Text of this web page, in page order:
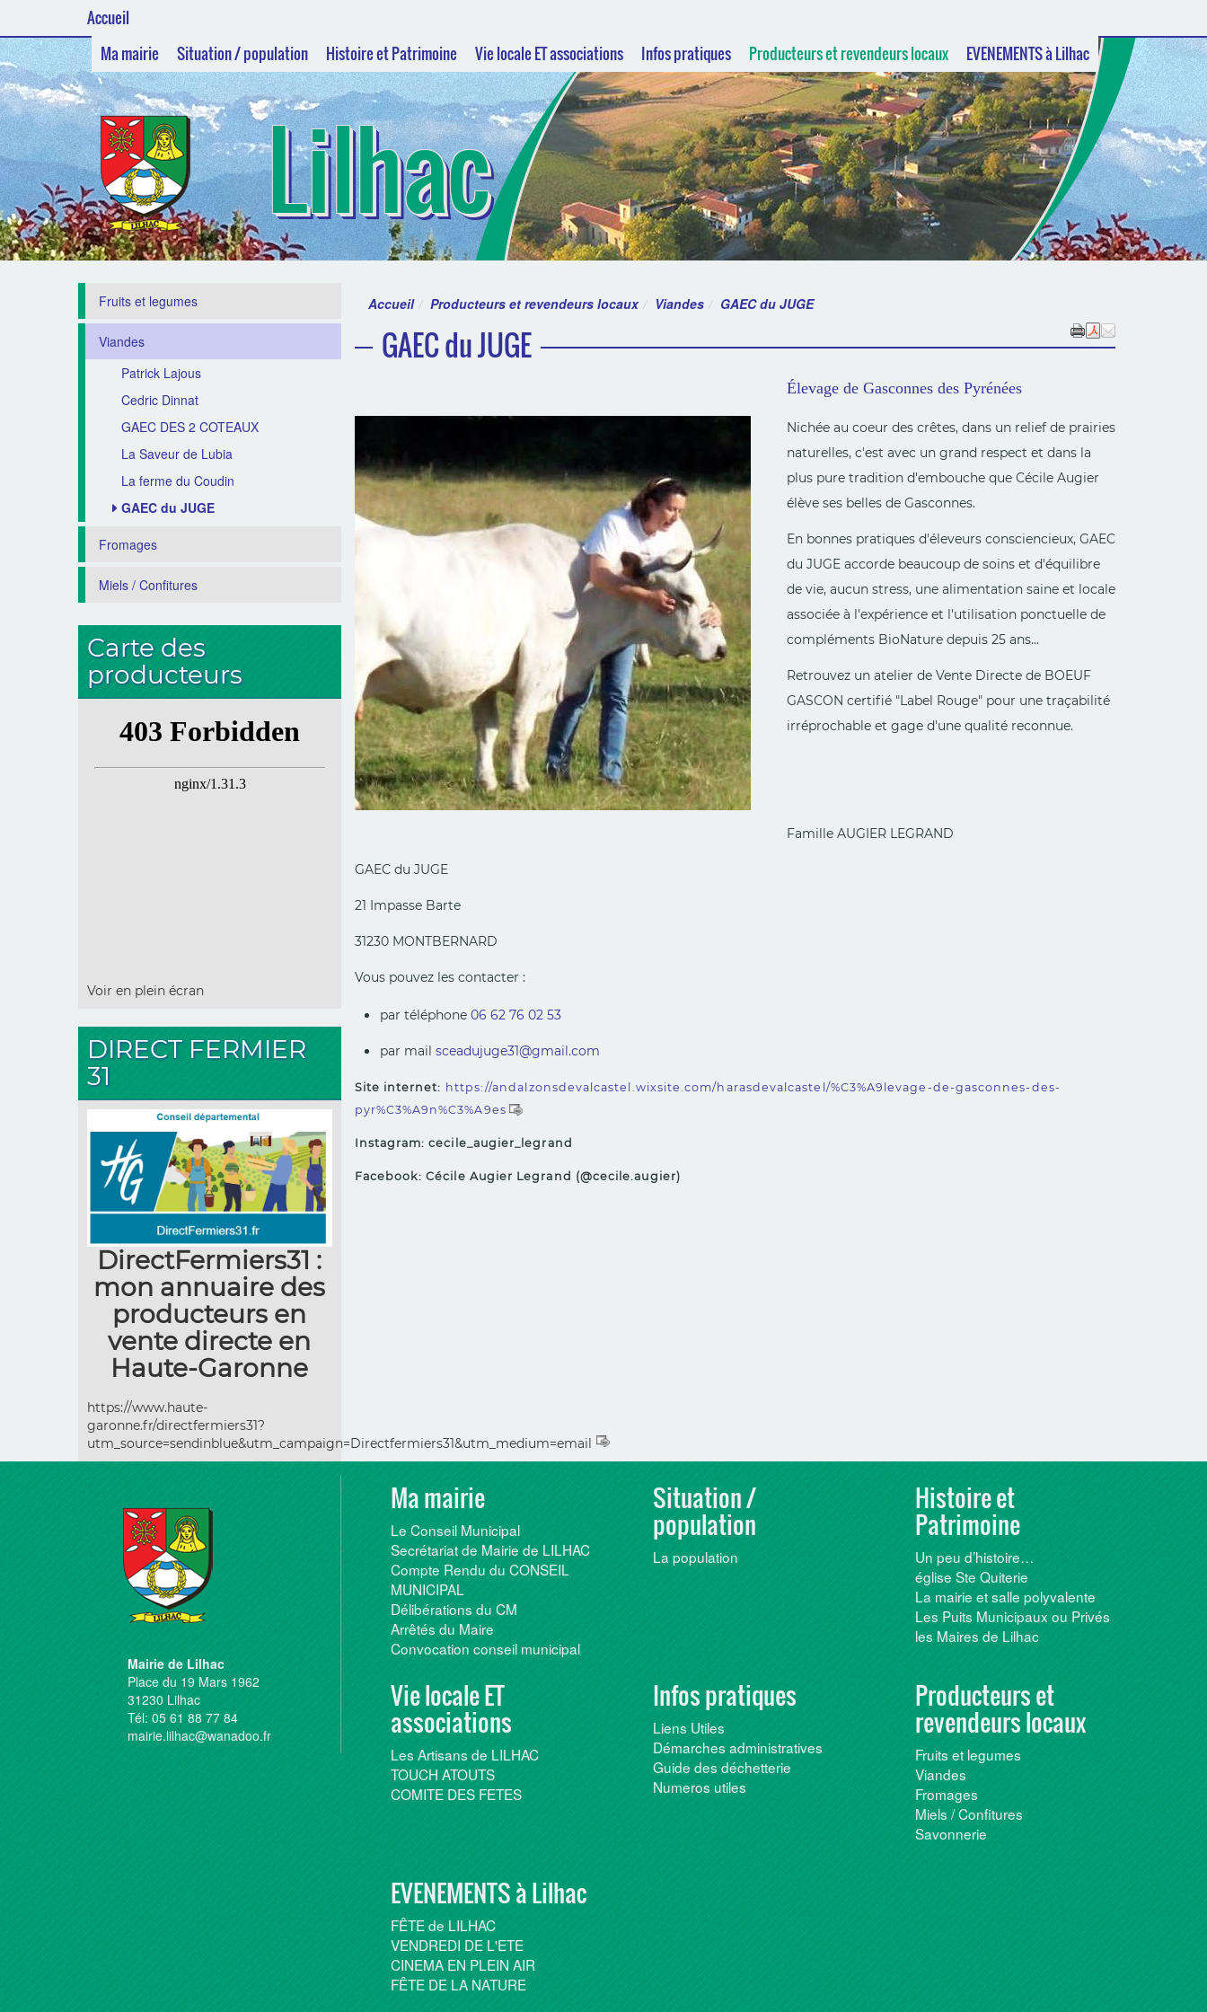
Accueil
Ma mairie
Situation / population Histoire et Patrimoine Vie locale ET associations Infos pratiques Producteurs et revendeurs locaux EVENEMENTS à Lilhac
Lilhac
Accueil Producteurs et revendeurs locaux Viandes GAEC du JUGE
GAEC du JUGE
Élevage de Gasconnes des Pyrénées
Nichée au coeur des crêtes, dans un relief de prairies
naturelles, c'est avec un grand respect et dans la
plus pure tradition d'embouche que Cécile Augier
élève ses belles de Gasconnes.
En bonnes pratiques d'éleveurs consciencieux, GAEC
du JUGE accorde beaucoup de soins et d'équilibre
de vie, aucun stress, une alimentation saine et locale
associée à l'expérience et l'utilisation ponctuelle de
compléments BioNature depuis 25 ans...
Retrouvez un atelier de Vente Directe de BOEUF
GASCON certifié "Label Rouge" pour une traçabilité
irréprochable et gage d'une qualité reconnue.
Famille AUGIER LEGRAND
GAEC du JUGE
21 Impasse Barte
31230 MONTBERNARD
Vous pouvez les contacter :
par téléphone 06 62 76 02 53
par mail sceadujuge31@gmail.com
Site internet: https://andalzonsdevalcastel.wixsite.com/harasdevalcastel/%C3%A9levage-de-gasconnes-des-
pyr%C3%A9n%C3%A9es
Instagram: cecile_augier_legrand
Facebook: Cécile Augier Legrand (@cecile.augier)
Fruits et legumes
Viandes
Patrick Lajous
Cedric Dinnat
GAEC DES 2 COTEAUX
La Saveur de Lubia
La ferme du Coudin
GAEC du JUGE
Fromages
Miels / Confitures
Carte des
producteurs
Voir en plein écran
DIRECT FERMIER
31
DirectFermiers31 :
mon annuaire des
producteurs en
vente directe en
Haute-Garonne
https://www.haute-
garonne.fr/directfermiers31?
utm_source=sendinblue&utm_campaign=Directfermiers31&utm_medium=email
Mairie de Lilhac
Place du 19 Mars 1962
31230 Lilhac
Tél: 05 61 88 77 84
mairie.lilhac@wanadoo.fr
Ma mairie
Le Conseil Municipal
Secrétariat de Mairie de LILHAC
Compte Rendu du CONSEIL
MUNICIPAL
Délibérations du CM
Arrêtés du Maire
Convocation conseil municipal
Situation /
population
La population
Histoire et
Patrimoine
Un peu d’histoire…
église Ste Quiterie
La mairie et salle polyvalente
Les Puits Municipaux ou Privés
les Maires de Lilhac
Vie locale ET
associations
Les Artisans de LILHAC
TOUCH ATOUTS
COMITE DES FETES
Infos pratiques
Liens Utiles
Démarches administratives
Guide des déchetterie
Numeros utiles
Producteurs et
revendeurs locaux
Fruits et legumes
Viandes
Fromages
Miels / Confitures
Savonnerie
EVENEMENTS à Lilhac
FÊTE de LILHAC
VENDREDI DE L'ETE
CINEMA EN PLEIN AIR
FÊTE DE LA NATURE